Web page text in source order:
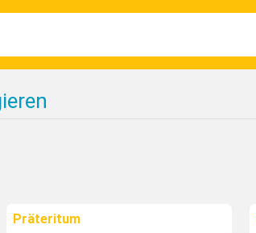
Präteritum